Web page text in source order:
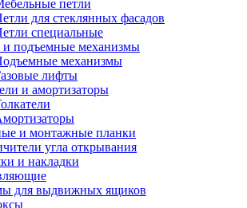
петли
для стеклянных фасадов
специальные
подъемные механизмы
механизмы
лифты
и амортизаторы
и монтажные планки
угла открывания
и накладки
для выдвижных ящиков